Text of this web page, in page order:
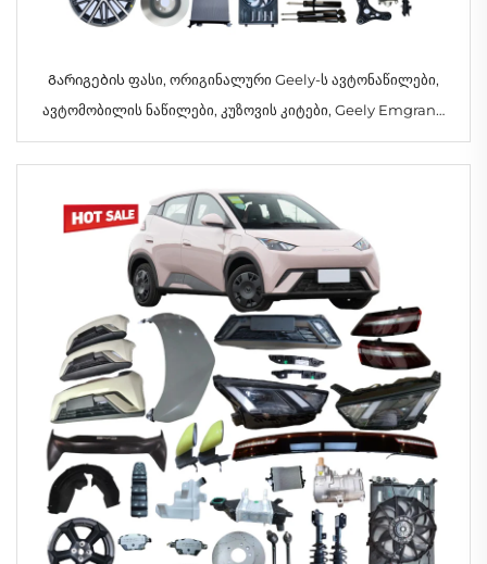
Გარიგების ფასი, ორიგინალური Geely-ს ავტონაწილები,
ავტომობილის ნაწილები, კუზოვის კიტები, Geely Emgrand
Preface-ის აქსესუარები 2023 2024 2025